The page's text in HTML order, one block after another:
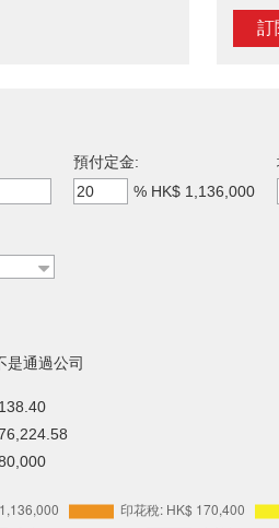
訂
預付定金:
% HK$ 1,136,000
是通過公司